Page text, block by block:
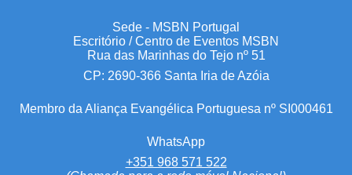
Sede - MSBN Portugal
Escritório / Centro de Eventos MSBN
Rua das Marinhas do Tejo nº 51
CP: 2690-366 Santa Iria de Azóia
Membro da Aliança Evangélica Portuguesa nº SI000461
WhatsApp
+351 968 571 522